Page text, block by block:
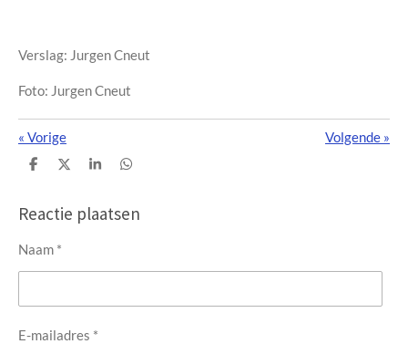
Verslag: Jurgen Cneut
Foto: Jurgen Cneut
« Vorige Volgende »
D
e
n
D
l
S
r
e
D
e
n
Reactie plaatsen
Naam *
E-mailadres *